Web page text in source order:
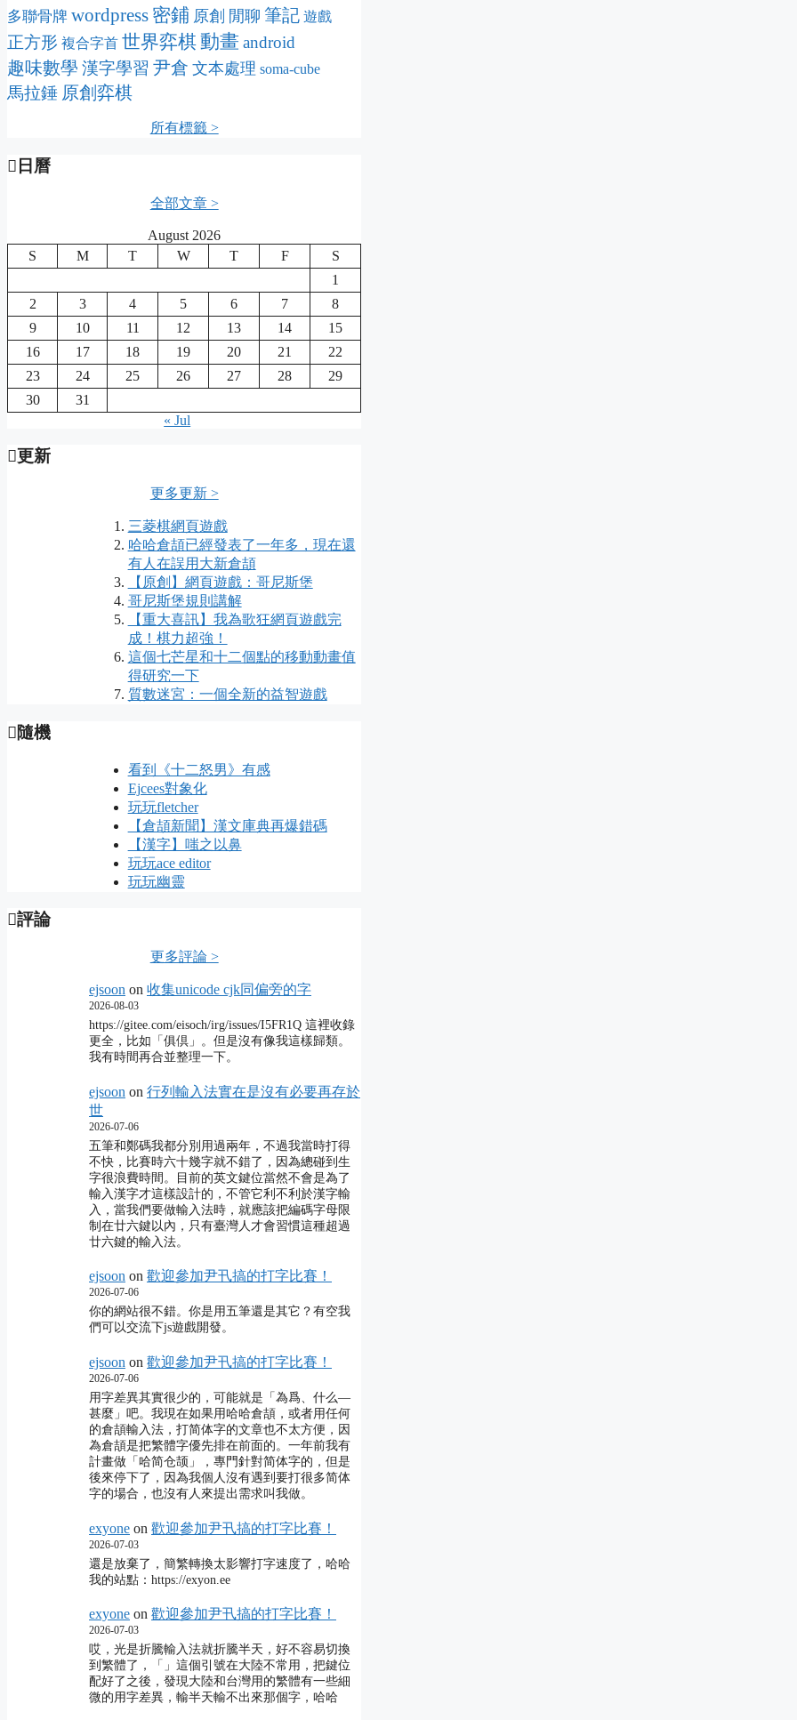
多聯骨牌 wordpress 密鋪 原創 閒聊 筆記 遊戲
正方形 複合字首 世界弈棋動畫 android
趣味數學 漢字學習 尹倉 文本處理 soma-cube
馬拉錘 原創弈棋
所有標籤 >
日曆
全部文章 >
August 2026
S
M T W T F
S
1
2
3 4 5 6 7
8
9
10 11 12 13 14
15
16
17 18 19 20 21
22
23
24 25 26 27 28
29
30
31
« Jul
更新
更多更新 >
三菱棋網頁遊戲
哈哈倉頡已經發表了一年多，現在還
有人在誤用大新倉頡
【原創】網頁遊戲：哥尼斯堡
哥尼斯堡規則講解
【重大喜訊】我為歌狂網頁遊戲完
成！棋力超強！
這個七芒星和十二個點的移動動畫值
得研究一下
質數迷宮：一個全新的益智遊戲
隨機
看到《十二怒男》有感
Ejcees對象化
玩玩fletcher
【倉頡新聞】漢文庫典再爆錯碼
【漢字】嗤之以鼻
玩玩ace editor
玩玩幽靈
評論
更多評論 >
ejsoon on 收集unicode cjk同偏旁的字
2026-08-03
https://gitee.com/eisoch/irg/issues/I5FR1Q 這裡收錄
更全，比如「俱倶」。但是沒有像我這樣歸類。
我有時間再合並整理一下。
ejsoon on 行列輸入法實在是沒有必要再存於
世
2026-07-06
五筆和鄭碼我都分別用過兩年，不過我當時打得
不快，比賽時六十幾字就不錯了，因為總碰到生
字很浪費時間。目前的英文鍵位當然不會是為了
輸入漢字才這樣設計的，不管它利不利於漢字輸
入，當我們要做輸入法時，就應該把編碼字母限
制在廿六鍵以內，只有臺灣人才會習慣這種超過
廿六鍵的輸入法。
ejsoon on 歡迎參加尹卂搞的打字比賽！
2026-07-06
你的網站很不錯。你是用五筆還是其它？有空我
們可以交流下js遊戲開發。
ejsoon on 歡迎參加尹卂搞的打字比賽！
2026-07-06
用字差異其實很少的，可能就是「為爲、什么―
甚麼」吧。我現在如果用哈哈倉頡，或者用任何
的倉頡輸入法，打简体字的文章也不太方便，因
為倉頡是把繁體字優先排在前面的。一年前我有
計畫做「哈简仓颉」，專門針對简体字的，但是
後來停下了，因為我個人沒有遇到要打很多简体
字的場合，也沒有人來提出需求叫我做。
exyone on 歡迎參加尹卂搞的打字比賽！
2026-07-03
還是放棄了，簡繁轉換太影響打字速度了，哈哈
我的站點：https://exyon.ee
exyone on 歡迎參加尹卂搞的打字比賽！
2026-07-03
哎，光是折騰輸入法就折騰半天，好不容易切換
到繁體了，「」這個引號在大陸不常用，把鍵位
配好了之後，發現大陸和台灣用的繁體有一些細
微的用字差異，輸半天輸不出來那個字，哈哈